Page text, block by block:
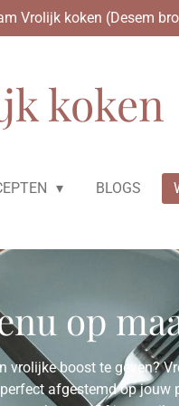
Vrolijk koken (Desem
koken
BLOGS
op
vrolijke boost te geven?
afgestemd op jouw